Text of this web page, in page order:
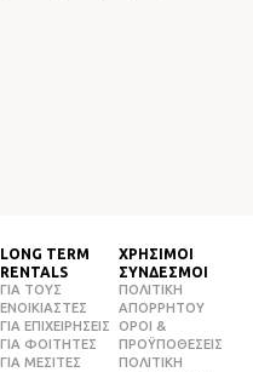
LONG TERM
RENTALS
ΓΙΑ ΤΟΥΣ
ΕΝΟΙΚΙΑΣΤΕΣ
ΓΙΑ ΕΠΙΧΕΙΡΗΣΕΙΣ
ΓΙΑ ΦΟΙΤΗΤΕΣ
ΓΙΑ ΜΕΣΙΤΕΣ
ΧΡΗΣΙΜΟΙ
ΣΥΝΔΕΣΜΟΙ
ΠΟΛΙΤΙΚΉ
ΑΠΟΡΡΉΤΟΥ
ΌΡΟΙ &
ΠΡΟΫΠΟΘΈΣΕΙΣ
ΠΟΛΙΤΙΚΉ